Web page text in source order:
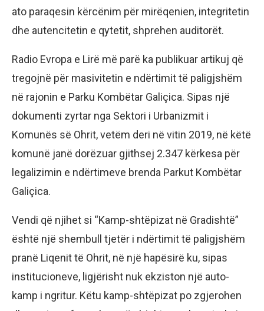
ato paraqesin kërcënim për mirëqenien, integritetin
dhe autencitetin e qytetit, shprehen auditorët.
Radio Evropa e Lirë më parë ka publikuar artikuj që
tregojnë për masivitetin e ndërtimit të paligjshëm
në rajonin e Parku Kombëtar Galiçica. Sipas një
dokumenti zyrtar nga Sektori i Urbanizmit i
Komunës së Ohrit, vetëm deri në vitin 2019, në këtë
komunë janë dorëzuar gjithsej 2.347 kërkesa për
legalizimin e ndërtimeve brenda Parkut Kombëtar
Galiçica.
Vendi që njihet si “Kamp-shtëpizat në Gradishtë”
është një shembull tjetër i ndërtimit të paligjshëm
pranë Liqenit të Ohrit, në një hapësirë ku, sipas
institucioneve, ligjërisht nuk ekziston një auto-
kamp i ngritur. Këtu kamp-shtëpizat po zgjerohen